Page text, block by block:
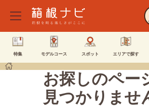
特集 モデルコース スポット エリアで探す
お探しのペー
見つかりませ